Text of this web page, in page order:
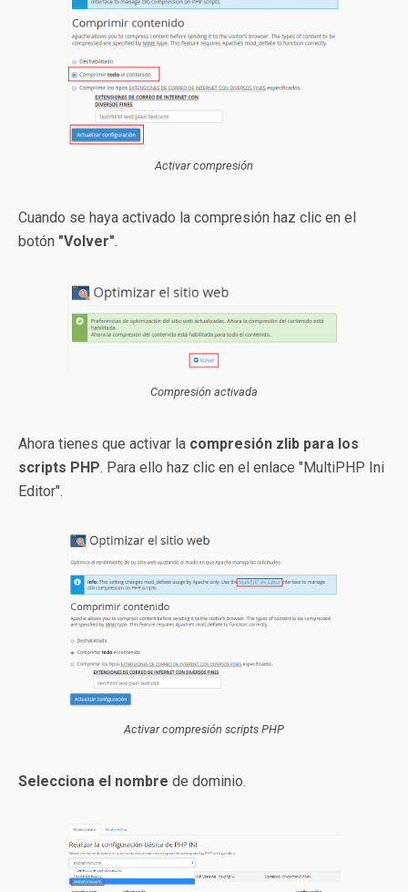
Activar compresión
Cuando se haya activado la compresión haz clic en el
botón "Volver".
Compresión activada
Ahora tienes que activar la compresión zlib para los
scripts PHP. Para ello haz clic en el enlace "MultiPHP Ini
Editor".
Activar compresión scripts PHP
Selecciona el nombre de dominio.